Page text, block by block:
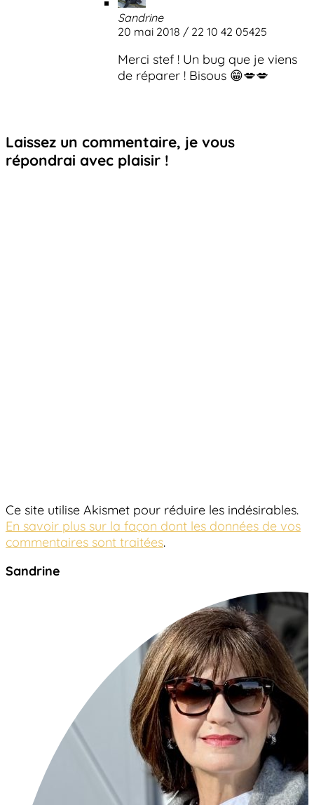
Sandrine
20 mai 2018 / 22 10 42 05425
Merci stef ! Un bug que je viens
de réparer ! Bisous 😁💋💋
Laissez un commentaire, je vous
répondrai avec plaisir !
Ce site utilise Akismet pour réduire les indésirables.
En savoir plus sur la façon dont les données de vos
commentaires sont traitées.
Sandrine